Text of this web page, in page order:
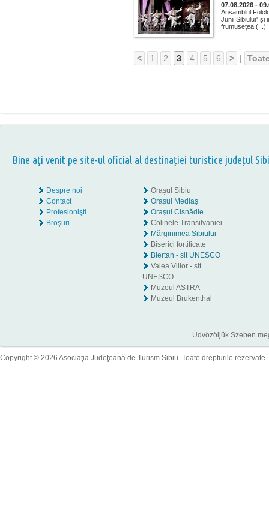
07.08.2026 -
Ansamblul
Junii Sibiului" și
frumusețea (...)
< 1 2 3 4 5 6 > |
Bine aţi venit pe site-ul oficial al destinației turistice județul
Despre noi
Contact
Profesionişti
Broşuri
Oraşul Sibiu
Oraşul Mediaş
Oraşul Cisnădie
Colinele Transilvaniei
Mărginimea Sibiului
Biserici fortificate
Biertan - sit UNESCO
Valea Viilor - sit
UNESCO
Muzeul ASTRA
Muzeul Brukenthal
Üdvözöljük Szeben
Copyright © 2026 Asociaţia Judeţeană de Turism Sibiu. Toate drepturile rezervate.